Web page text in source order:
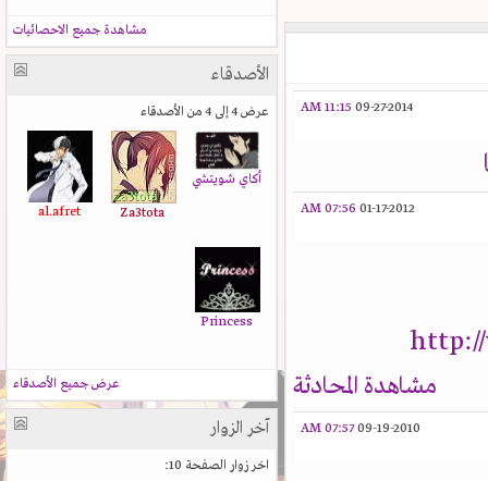
09-27-2014
11:15 AM
01-17-2012
07:56 AM
مشاهدة المحادثة
09-19-2010
07:57 AM
مشاهدة جميع الاحصائيات
الأصدقاء
عرض 4 إلى 4 من الأصدقاء
أكاي شويتشي
Za3tota
al.afret
Princess
عرض جميع الأصدقاء
آخر الزوار
اخر زوار الصفحة 10: